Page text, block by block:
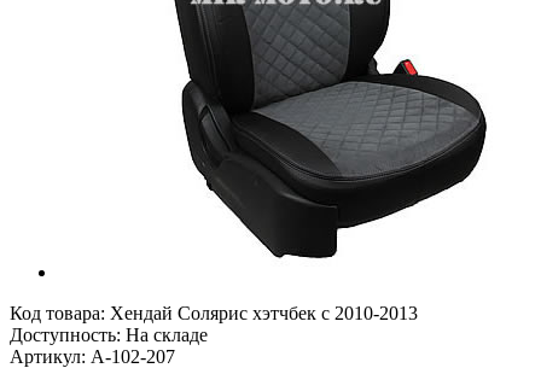
Код товара: Хендай Солярис хэтчбек с 2010-2013
Доступность: На складе
Артикул: A-102-207